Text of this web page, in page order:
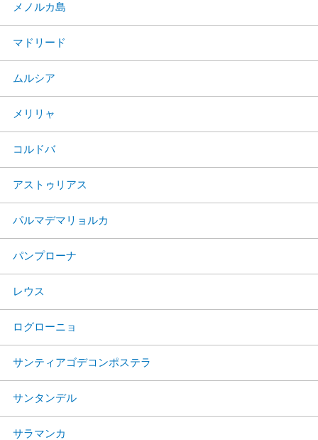
メノルカ島
マドリード
ムルシア
メリリャ
コルドバ
アストゥリアス
パルマデマリョルカ
パンプローナ
レウス
ログローニョ
サンティアゴデコンポステラ
サンタンデル
サラマンカ